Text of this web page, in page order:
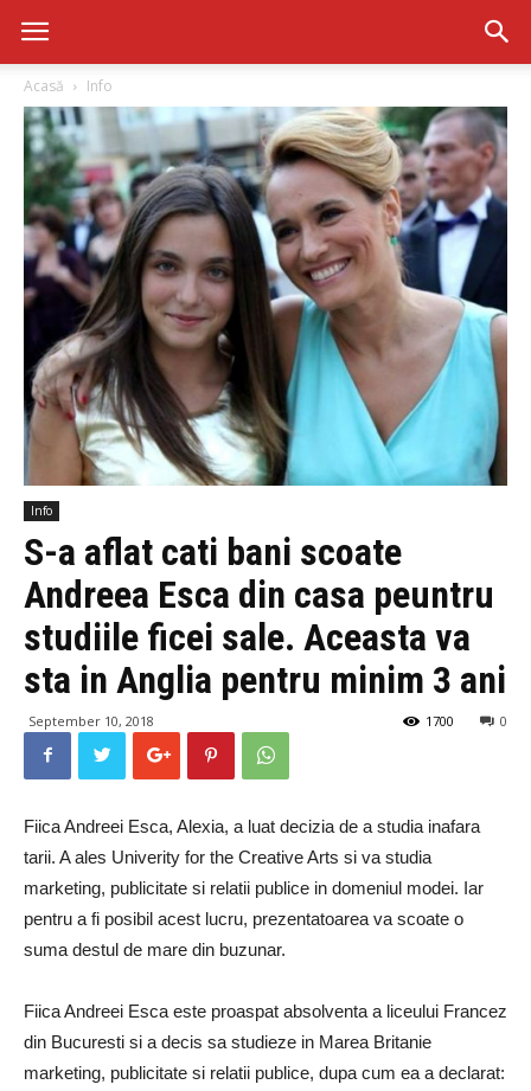
Acasă Info
Info
S-a aflat cati bani scoate
Andreea Esca din casa peuntru
studiile ficei sale. Aceasta va
sta in Anglia pentru minim 3 ani
September 10, 2018 0
1700
Fiica Andreei Esca, Alexia, a luat decizia de a studia inafara
tarii. A ales Univerity for the Creative Arts si va studia
marketing, publicitate si relatii publice in domeniul modei. Iar
pentru a fi posibil acest lucru, prezentatoarea va scoate o
suma destul de mare din buzunar.
Fiica Andreei Esca este proaspat absolventa a liceului Francez
din Bucuresti si a decis sa studieze in Marea Britanie
marketing, publicitate si relatii publice, dupa cum ea a declarat: